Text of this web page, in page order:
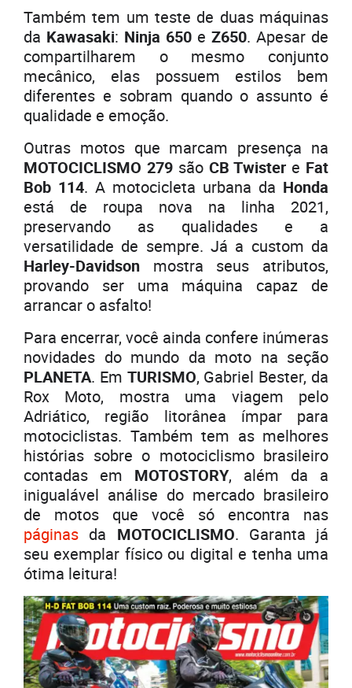
Também tem um teste de duas máquinas
da Kawasaki: Ninja 650 e Z650. Apesar de
compartilharem o mesmo conjunto
mecânico, elas possuem estilos bem
diferentes e sobram quando o assunto é
qualidade e emoção.
Outras motos que marcam presença na
MOTOCICLISMO 279 são CB Twister e Fat
Bob 114. A motocicleta urbana da Honda
está de roupa nova na linha 2021,
preservando as qualidades e a
versatilidade de sempre. Já a custom da
Harley-Davidson mostra seus atributos,
provando ser uma máquina capaz de
arrancar o asfalto!
Para encerrar, você ainda confere inúmeras
novidades do mundo da moto na seção
PLANETA. Em TURISMO, Gabriel Bester, da
Rox Moto, mostra uma viagem pelo
Adriático, região litorânea ímpar para
motociclistas. Também tem as melhores
histórias sobre o motociclismo brasileiro
contadas em MOTOSTORY, além da a
inigualável análise do mercado brasileiro
de motos que você só encontra nas
páginas da MOTOCICLISMO. Garanta já
seu exemplar físico ou digital e tenha uma
ótima leitura!